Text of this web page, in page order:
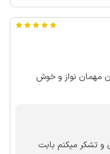
مهمان نواز و‌ خوش
و تشکر میکنم بابت